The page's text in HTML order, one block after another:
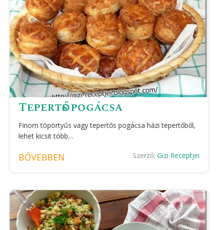
Tepertős pogácsa
Finom töpörtyűs vagy tepertős pogácsa házi tepertőből,
lehet kicsit több…
BŐVEBBEN Szerző: Gizi Receptjei